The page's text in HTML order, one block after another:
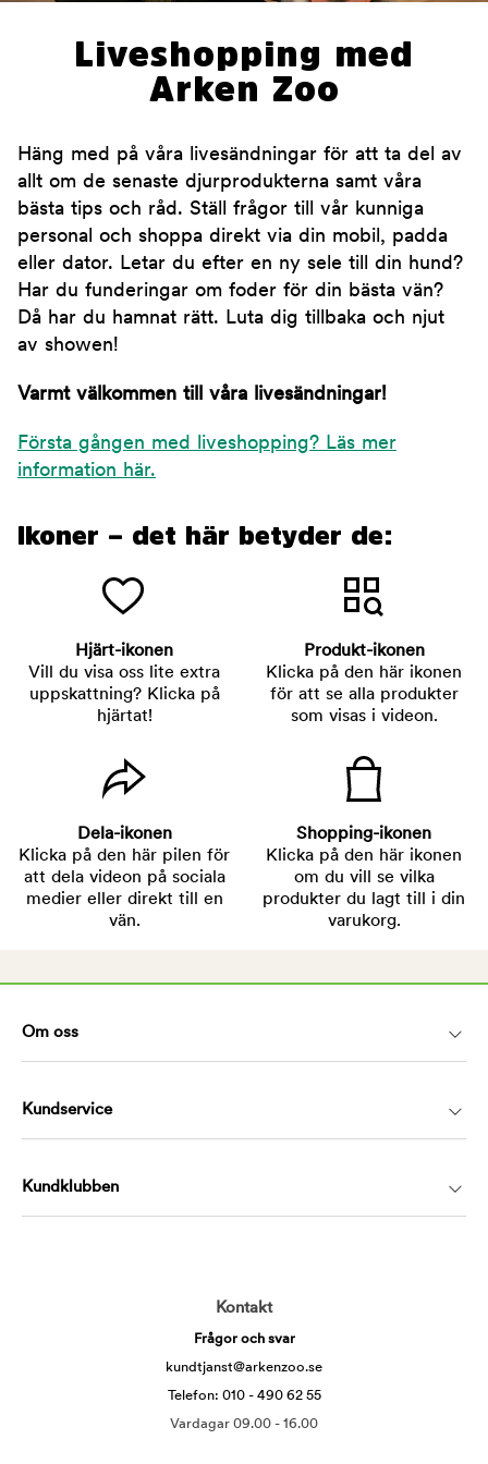
Liveshopping med
Arken Zoo
Häng med på våra livesändningar för att ta del av
allt om de senaste djurprodukterna samt våra
bästa tips och råd. Ställ frågor till vår kunniga
personal och shoppa direkt via din mobil, padda
eller dator. Letar du efter en ny sele till din hund?
Har du funderingar om foder för din bästa vän?
Då har du hamnat rätt. Luta dig tillbaka och njut
av showen!
Varmt välkommen till våra livesändningar!
Första gången med liveshopping? Läs mer
information här.
Ikoner – det här betyder de:
Hjärt-ikonen
Vill du visa oss lite extra
uppskattning? Klicka på
hjärtat!
Produkt-ikonen
Klicka på den här ikonen
för att se alla produkter
som visas i videon.
Dela-ikonen
Klicka på den här pilen för
att dela videon på sociala
medier eller direkt till en
vän.
Shopping-ikonen
Klicka på den här ikonen
om du vill se vilka
produkter du lagt till i din
varukorg.
Om oss
Kundservice
Kundklubben
Kontakt
Frågor och svar
kundtjanst@arkenzoo.se
Telefon: 010 - 490 62 55
Vardagar 09.00 - 16.00